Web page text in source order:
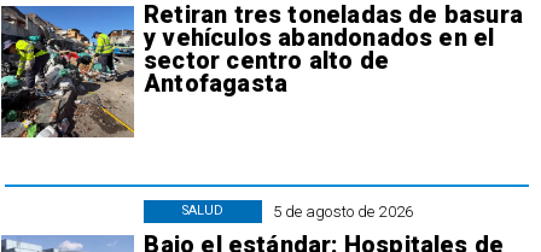
Retiran tres toneladas de basura
y vehículos abandonados en el
sector centro alto de
Antofagasta
5 de agosto de 2026
Bajo el estándar: Hospitales de
SALUD